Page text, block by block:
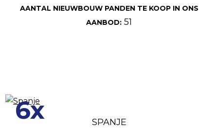
AANTAL NIEUWBOUW PANDEN TE KOOP IN ONS
AANBOD: 51
6x SPANJE